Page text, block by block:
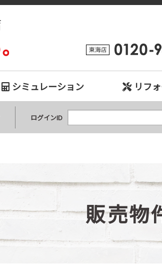
販売物件検索｜名古屋市、日進市、東郷町、豊明
シミュレーション リフ
ログインID
販売物